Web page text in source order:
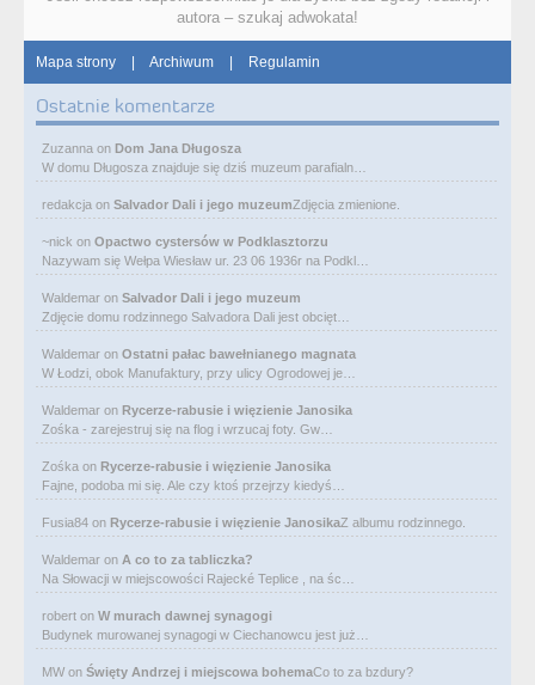
autora – szukaj adwokata!
Mapa strony | Archiwum | Regulamin
Ostatnie komentarze
Zuzanna on Dom Jana Długosza
W domu Długosza znajduje się dziś muzeum parafialn…
redakcja on Salvador Dali i jego muzeumZdjęcia zmienione.
~nick on Opactwo cystersów w Podklasztorzu
Nazywam się Wełpa Wiesław ur. 23 06 1936r na Podkl…
Waldemar on Salvador Dali i jego muzeum
Zdjęcie domu rodzinnego Salvadora Dali jest obcięt…
Waldemar on Ostatni pałac bawełnianego magnata
W Łodzi, obok Manufaktury, przy ulicy Ogrodowej je…
Waldemar on Rycerze-rabusie i więzienie Janosika
Zośka - zarejestruj się na flog i wrzucaj foty. Gw…
Zośka on Rycerze-rabusie i więzienie Janosika
Fajne, podoba mi się. Ale czy ktoś przejrzy kiedyś…
Fusia84 on Rycerze-rabusie i więzienie JanosikaZ albumu rodzinnego.
Waldemar on A co to za tabliczka?
Na Słowacji w miejscowości Rajecké Teplice , na śc…
robert on W murach dawnej synagogi
Budynek murowanej synagogi w Ciechanowcu jest już…
MW on Święty Andrzej i miejscowa bohemaCo to za bzdury?